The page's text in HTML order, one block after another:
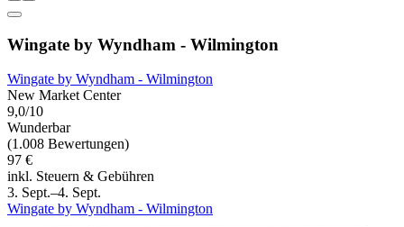
Wingate by Wyndham - Wilmington
Wingate by Wyndham - Wilmington
New Market Center
9,0/10
Wunderbar
(1.008 Bewertungen)
97 €
inkl. Steuern & Gebühren
3. Sept.–4. Sept.
Wingate by Wyndham - Wilmington